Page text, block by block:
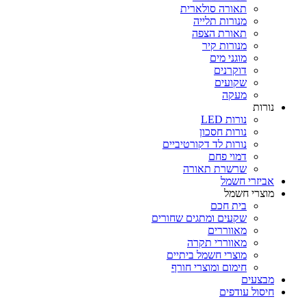
תאורה סולארית
מנורות תלייה
תאורת הצפה
מנורות קיר
מוגני מים
דוקרנים
שקועים
מעקה
נורות
נורות LED
נורות חסכון
נורות לד דקורטיביים
דמוי פחם
שרשרת תאורה
אביזרי חשמל
מוצרי חשמל
בית חכם
שקעים ומתגים שחורים
מאווררים
מאווררי תקרה
מוצרי חשמל ביתיים
חימום ומוצרי חורף
מבצעים
חיסול עודפים